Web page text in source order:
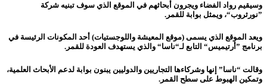
وسيقيم رواد الفضاء ويجرون أبحاثهم في الموقع الذي سوف تبنيه شركة
”نورثروب“، ويمثل بوابة للقمر.
ويعد الموقع الذي يسمى (موقع المعيشة واللوجستيات) أحد المكونات الرئيسة في
برنامج ”أرتيميس“ التابع لـ“ناسا“ والذي يستهدف العودة للقمر.
وقالت “ناسا” إنها وشركاءها التجاريين والدوليين يبنون بوابة لدعم الأبحاث العلمية،
وتمكين الهبوط على سطح القمر.